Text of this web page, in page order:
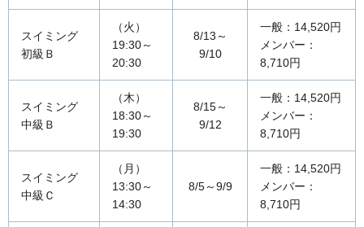
スイミング
初級Ｂ
（火）
19:30～
20:30
8/13～
9/10
一般：14,520円
メンバー：
8,710円
スイミング
中級Ｂ
（木）
18:30～
19:30
8/15～
9/12
一般：14,520円
メンバー：
8,710円
スイミング
中級Ｃ
（月）
13:30～
14:30
8/5～9/9
一般：14,520円
メンバー：
8,710円